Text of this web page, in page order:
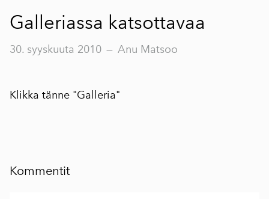
Galleriassa katsottavaa
30. syyskuuta 2010 — Anu Matsoo
Klikka tänne "Galleria"
Kommentit